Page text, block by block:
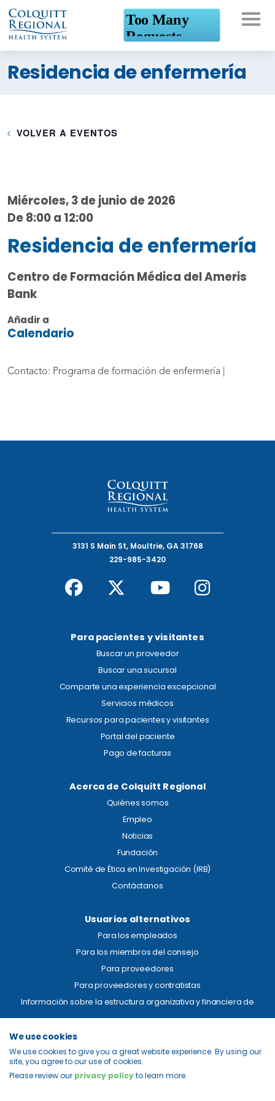
¿En qué podemos
Residencia de enfermería
VOLVER A EVENTOS
Miércoles, 3 de junio de 2026
De 8:00 a 12:00
Residencia de enfermería
Centro de Formación Médica del Ameris
Bank
Añadir a
Calendario
Contacto: Programa de formación de enfermería |
3131 S Main St, Moultrie, GA 31768
229-985-3420
Para pacientes y visitantes
Buscar un proveedor
Buscar una sucursal
Comparte una experiencia excepcional
Servicios médicos
Recursos para pacientes y visitantes
Portal del paciente
Pago de facturas
Acerca de Colquitt Regional
Quiénes somos
Empleo
Noticias
Fundación
Comité de Ética en Investigación (IRB)
Contáctanos
Usuarios alternativos
Para los empleados
Para los miembros del consejo
Para proveedores
Para proveedores y contratistas
Información sobre la estructura organizativa y financiera de
Transparencia de precios
We use cookies
We use cookies to give you a great website experience. By using our
site, you agree to our use of cookies.
Please review our privacy policyto learn more.